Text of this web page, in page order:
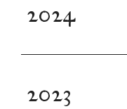
2024
2023